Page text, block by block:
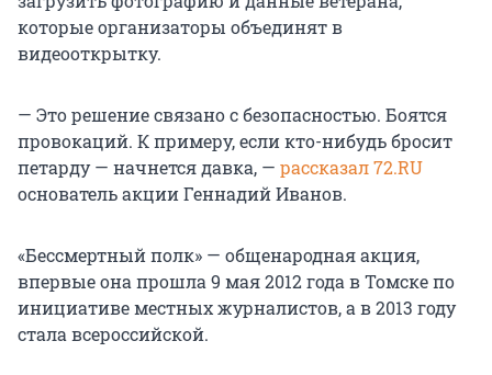
которые организаторы объединят в
видеооткрытку.
— Это решение связано с безопасностью. Боятся
провокаций. К примеру, если кто-нибудь бросит
петарду — начнется давка, — рассказал 72.RU
основатель акции Геннадий Иванов.
«Бессмертный полк» — общенародная акция,
впервые она прошла 9 мая 2012 года в Томске по
инициативе местных журналистов, а в 2013 году
стала всероссийской.